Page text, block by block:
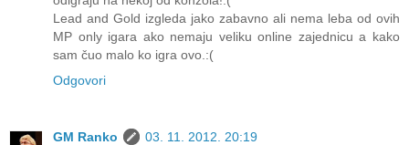
Lead and Gold izgleda jako zabavno ali nema leba od ovih
MP only igara ako nemaju veliku online zajednicu a kako
sam čuo malo ko igra ovo.:(
Odgovori
GM Ranko
03. 11. 2012. 20:19